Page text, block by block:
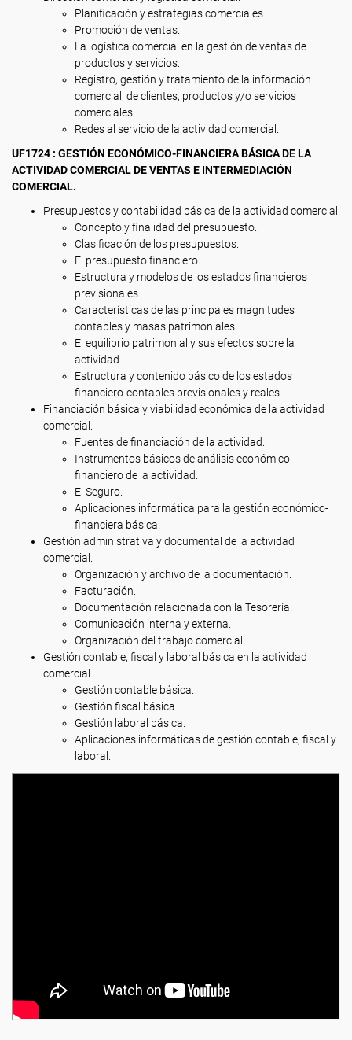
Planificación y estrategias comerciales.
Promoción de ventas.
La logística comercial en la gestión de ventas de
productos y servicios.
Registro, gestión y tratamiento de la información
comercial, de clientes, productos y/o servicios
comerciales.
Redes al servicio de la actividad comercial.
UF1724 : GESTIÓN ECONÓMICO-FINANCIERA BÁSICA DE LA
ACTIVIDAD COMERCIAL DE VENTAS E INTERMEDIACIÓN
COMERCIAL.
Presupuestos y contabilidad básica de la actividad comercial.
Concepto y finalidad del presupuesto.
Clasificación de los presupuestos.
El presupuesto financiero.
Estructura y modelos de los estados financieros
previsionales.
Características de las principales magnitudes
contables y masas patrimoniales.
El equilibrio patrimonial y sus efectos sobre la
actividad.
Estructura y contenido básico de los estados
financiero-contables previsionales y reales.
Financiación básica y viabilidad económica de la actividad
comercial.
Fuentes de financiación de la actividad.
Instrumentos básicos de análisis económico-
financiero de la actividad.
El Seguro.
Aplicaciones informática para la gestión económico-
financiera básica.
Gestión administrativa y documental de la actividad
comercial.
Organización y archivo de la documentación.
Facturación.
Documentación relacionada con la Tesorería.
Comunicación interna y externa.
Organización del trabajo comercial.
Gestión contable, fiscal y laboral básica en la actividad
comercial.
Gestión contable básica.
Gestión fiscal básica.
Gestión laboral básica.
Aplicaciones informáticas de gestión contable, fiscal y
laboral.